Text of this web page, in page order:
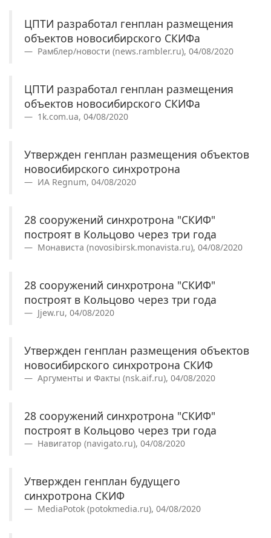
ЦПТИ разработал генплан размещения
объектов новосибирского СКИФа
Рамблер/новости (news.rambler.ru), 04/08/2020
ЦПТИ разработал генплан размещения
объектов новосибирского СКИФа
1k.com.ua, 04/08/2020
Утвержден генплан размещения объектов
новосибирского синхротрона
ИА Regnum, 04/08/2020
28 сооружений синхротрона "СКИФ"
построят в Кольцово через три года
Монависта (novosibirsk.monavista.ru), 04/08/2020
28 сооружений синхротрона "СКИФ"
построят в Кольцово через три года
Jjew.ru, 04/08/2020
Утвержден генплан размещения объектов
новосибирского синхротрона СКИФ
Аргументы и Факты (nsk.aif.ru), 04/08/2020
28 сооружений синхротрона "СКИФ"
построят в Кольцово через три года
Навигатор (navigato.ru), 04/08/2020
Утвержден генплан будущего
синхротрона СКИФ
MediaPotok (potokmedia.ru), 04/08/2020